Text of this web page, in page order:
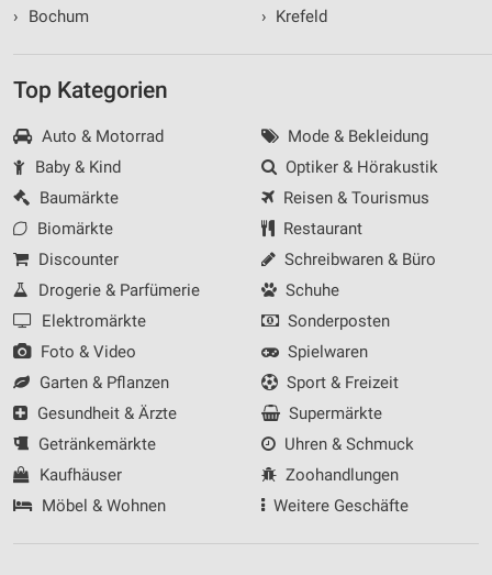
›
Bochum
› Krefeld
Top Kategorien
Auto & Motorrad
Baby & Kind
Baumärkte
Biomärkte
Discounter
Drogerie & Parfümerie
Elektromärkte
Foto & Video
Garten & Pflanzen
Gesundheit & Ärzte
Getränkemärkte
Kaufhäuser
Möbel & Wohnen
Mode & Bekleidung
Optiker & Hörakustik
Reisen & Tourismus
Restaurant
Schreibwaren & Büro
Schuhe
Sonderposten
Spielwaren
Sport & Freizeit
Supermärkte
Uhren & Schmuck
Zoohandlungen
Weitere Geschäfte